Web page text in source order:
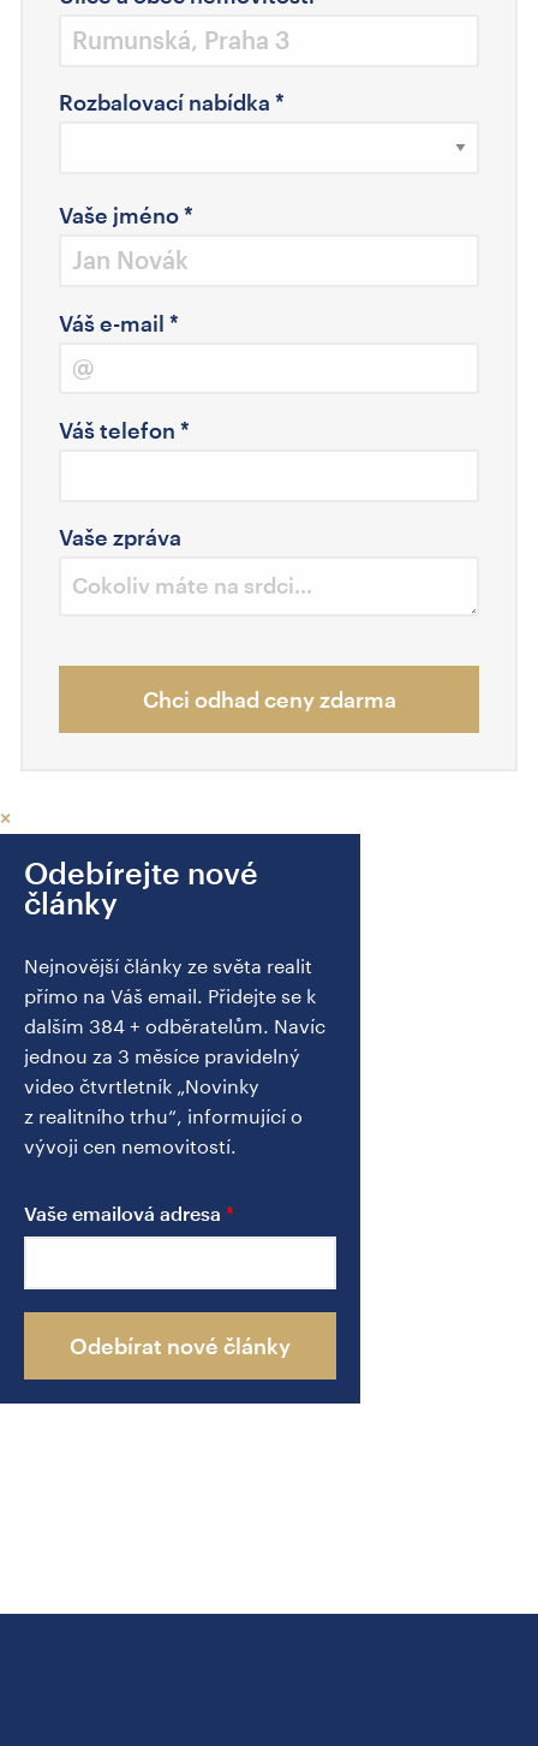
Rozbalovací nabídka *
Vaše jméno*
Váš e-mail *
Váš telefon *
Vaše zpráva
Chci odhad ceny zdarma
×
Odebírejte nové
články
Nejnovější články ze světa realit
přímo na Váš email. Přidejte se k
dalším 384 + odběratelům. Navíc
jednou za 3 měsíce pravidelný
video čtvrtletník „Novinky
z realitního trhu“, informující o
vývoji cen nemovitostí.
Vaše emailová adresa
Odebírat nové články